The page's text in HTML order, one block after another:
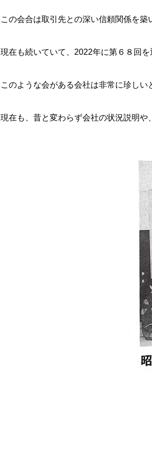
この会合は取引先との深い信頼関係を
現在も続いていて、2022年に第６８回
このような会がある会社は非常に珍しい
現在も、昔と変わらず会社の状況説明